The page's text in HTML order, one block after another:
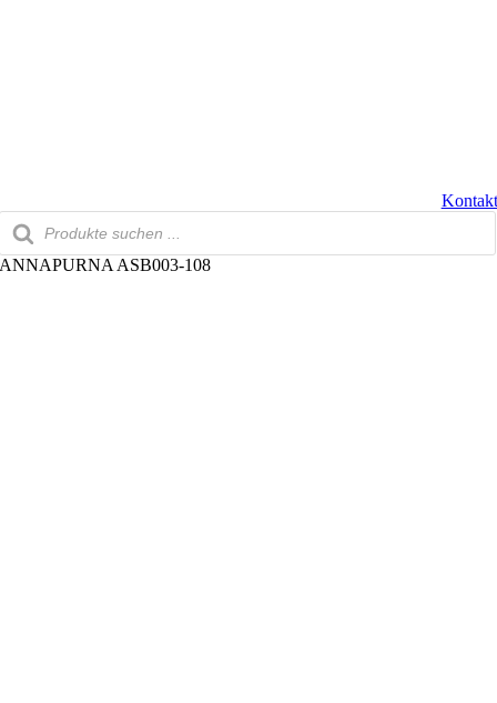
Kontakt
Products
search
ANNAPURNA ASB003-108